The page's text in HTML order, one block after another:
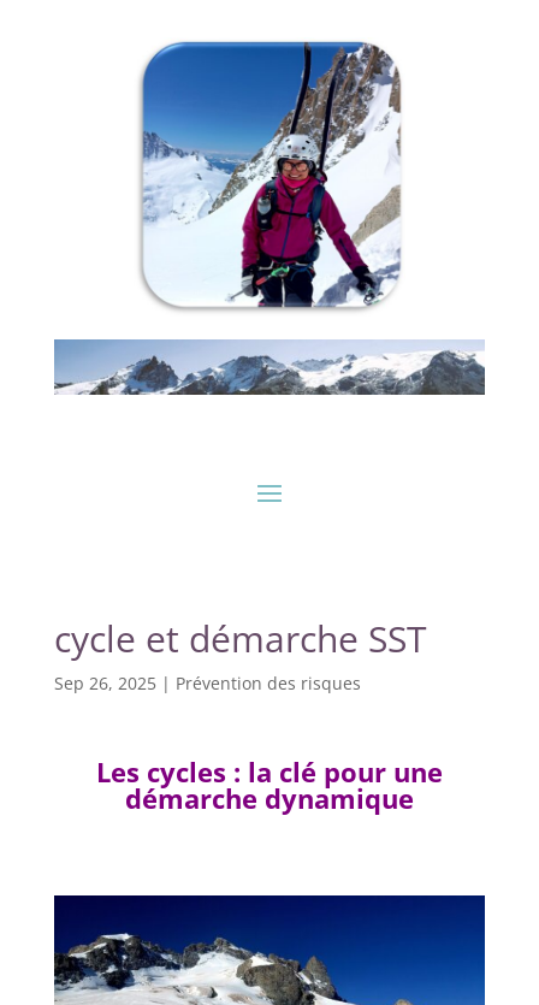
cycle et démarche SST
Sep 26, 2025| Prévention des risques
Les cycles : la clé pour une
démarche dynamique